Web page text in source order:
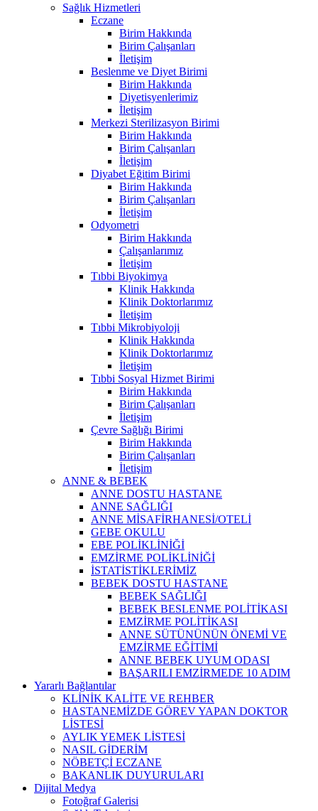
Sağlık Hizmetleri
Eczane
Birim Hakkında
Birim Çalışanları
İletişim
Beslenme ve Diyet Birimi
Birim Hakkında
Diyetisyenlerimiz
İletişim
Merkezi Sterilizasyon Birimi
Birim Hakkında
Birim Çalışanları
İletişim
Diyabet Eğitim Birimi
Birim Hakkında
Birim Çalışanları
İletişim
Odyometri
Birim Hakkında
Çalışanlarımız
İletişim
Tıbbi Biyokimya
Klinik Hakkında
Klinik Doktorlarımız
İletişim
Tıbbi Mikrobiyoloji
Klinik Hakkında
Klinik Doktorlarımız
İletişim
Tıbbi Sosyal Hizmet Birimi
Birim Hakkında
Birim Çalışanları
İletişim
Çevre Sağlığı Birimi
Birim Hakkında
Birim Çalışanları
İletişim
ANNE & BEBEK
ANNE DOSTU HASTANE
ANNE SAĞLIĞI
ANNE MİSAFİRHANESİ/OTELİ
GEBE OKULU
EBE POLİKLİNİĞİ
EMZİRME POLİKLİNİĞİ
İSTATİSTİKLERİMİZ
BEBEK DOSTU HASTANE
BEBEK SAĞLIĞI
BEBEK BESLENME POLİTİKASI
EMZİRME POLİTİKASI
ANNE SÜTÜNÜNÜN ÖNEMİ VE
EMZİRME EĞİTİMİ
ANNE BEBEK UYUM ODASI
BAŞARILI EMZİRMEDE 10 ADIM
Yararlı Bağlantılar
KLİNİK KALİTE VE REHBER
HASTANEMİZDE GÖREV YAPAN DOKTOR
LİSTESİ
AYLIK YEMEK LİSTESİ
NASIL GİDERİM
NÖBETÇİ ECZANE
BAKANLIK DUYURULARI
Dijital Medya
Fotoğraf Galerisi